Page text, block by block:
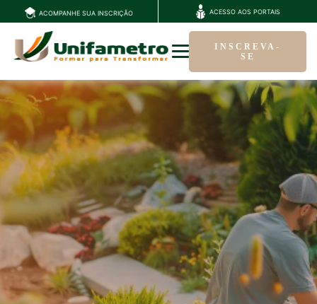
ACOMPANHE SUA INSCRIÇÃO ACESSO AOS PORTAIS
INSCREVA-
SE